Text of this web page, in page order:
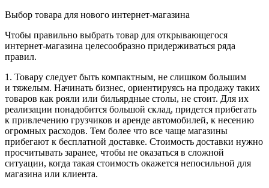
Выбор товара для нового интернет-магазина
Чтобы правильно выбрать товар для открывающегося
интернет-магазина целесообразно придерживаться ряда
правил.
1. Товару следует быть компактным, не слишком большим
и тяжелым. Начинать бизнес, ориентируясь на продажу таких
товаров как рояли или бильярдные столы, не стоит. Для их
реализации понадобится большой склад, придется прибегать
к привлечению грузчиков и аренде автомобилей, к несению
огромных расходов. Тем более что все чаще магазины
прибегают к бесплатной доставке. Стоимость доставки нужно
просчитывать заранее, чтобы не оказаться в сложной
ситуации, когда такая стоимость окажется непосильной для
магазина или клиента.